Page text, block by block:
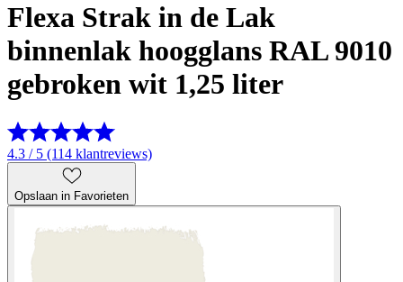
Flexa Strak in de Lak
binnenlak hoogglans RAL 9010
gebroken wit 1,25 liter
4.3 / 5 (114 klantreviews)
Opslaan in Favorieten